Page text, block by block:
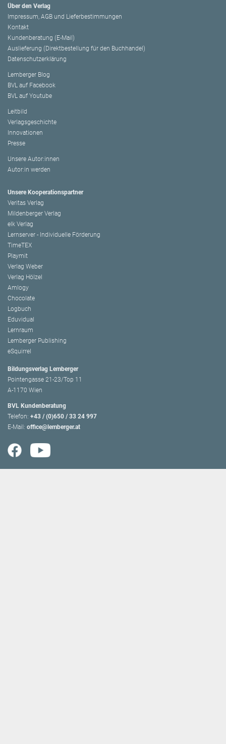
Über den Verlag
Impressum, AGB und Lieferbestimmungen
Kontakt
Kundenberatung (E-Mail)
Auslieferung (Direktbestellung für den Buchhandel)
Datenschutzerklärung
Lemberger Blog
BVL auf Facebook
BVL auf Youtube
Leitbild
Verlagsgeschichte
Innovationen
Presse
Unsere Autor:innen
Autor:in werden
Unsere Kooperationspartner
Veritas Verlag
Mildenberger Verlag
elk Verlag
Lernserver - Individuelle Förderung
TimeTEX
Playmit
Verlag Weber
Verlag Hölzel
Amlogy
Chocolate
Logbuch
Eduvidual
Lernraum
Lemberger Publishing
eSquirrel
Bildungsverlag Lemberger
Pointengasse 21-23/Top 11
A-1170 Wien
BVL Kundenberatung
Telefon: +43 / (0)650 / 33 24 997
E-Mail: office@lemberger.at